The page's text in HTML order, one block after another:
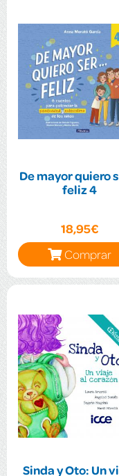
De mayor quiero
feliz 4
18,95€
Comprar
Sinda y Oto: Un